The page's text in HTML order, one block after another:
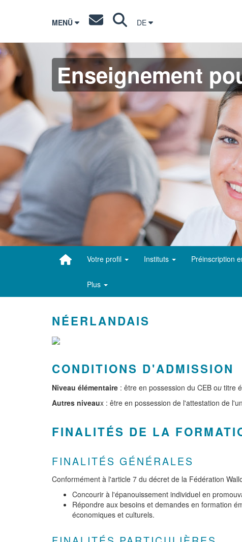
MENÜ DE
Enseignement
Votre profil Instituts Préinscription
Plus
NÉERLANDAIS
CONDITIONS D'ADMISSION
Niveau élémentaire : être en possession du CEB ou titre
Autres niveaux : être en possession de l'attestation de
FINALITÉS DE LA
FINALITÉS GÉNÉRALES
Conformément à l'article 7 du décret de la Fédération
Concourir à l'épanouissement individuel en
Répondre aux besoins et demandes en formation
économiques et culturels.